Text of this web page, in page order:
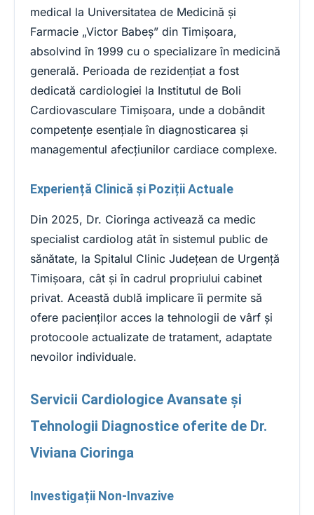
medical la Universitatea de Medicină și
Farmacie „Victor Babeș” din Timișoara,
absolvind în 1999 cu o specializare în medicină
generală. Perioada de rezidențiat a fost
dedicată cardiologiei la Institutul de Boli
Cardiovasculare Timișoara, unde a dobândit
competențe esențiale în diagnosticarea și
managementul afecțiunilor cardiace complexe.
Experiență Clinică și Poziții Actuale
Din 2025, Dr. Cioringa activează ca medic
specialist cardiolog atât în sistemul public de
sănătate, la Spitalul Clinic Județean de Urgență
Timișoara, cât și în cadrul propriului cabinet
privat. Această dublă implicare îi permite să
ofere pacienților acces la tehnologii de vârf și
protocoole actualizate de tratament, adaptate
nevoilor individuale.
Servicii Cardiologice Avansate și
Tehnologii Diagnostice oferite de Dr.
Viviana Cioringa
Investigații Non-Invazive